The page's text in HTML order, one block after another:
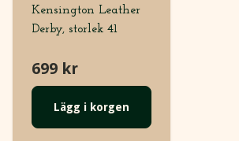
Kensington Leather
Derby, storlek 41
699 kr
Lägg i korgen